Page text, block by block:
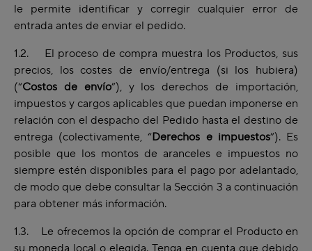
le permite identificar y corregir cualquier error de
entrada antes de enviar el pedido.
1.2. El proceso de compra muestra los Productos, sus
precios, los costes de envío/entrega (si los hubiera)
(“Costos de envío”), y los derechos de importación,
impuestos y cargos aplicables que puedan imponerse en
relación con el despacho del Pedido hasta el destino de
entrega (colectivamente, “Derechos e impuestos”). Es
posible que los montos de aranceles e impuestos no
siempre estén disponibles para el pago por adelantado,
de modo que debe consultar la Sección 3 a continuación
para obtener más información.
1.3. Le ofrecemos la opción de comprar el Producto en
su moneda local o elegida. Tenga en cuenta que debido